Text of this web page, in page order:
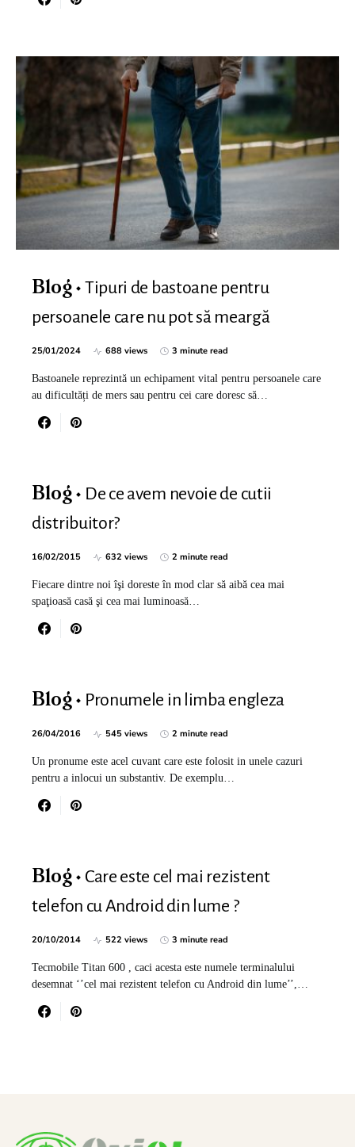
Blog
Tipuri de bastoane pentru
persoanele care nu pot să meargă
25/01/2024 688 views 3 minute read
Bastoanele reprezintă un echipament vital pentru persoanele care
au dificultăți de mers sau pentru cei care doresc să…
Blog
De ce avem nevoie de cutii
distribuitor?
16/02/2015 632 views 2 minute read
Fiecare dintre noi îşi doreste în mod clar să aibă cea mai
spaţioasă casă şi cea mai luminoasă…
Blog Pronumele in limba engleza
26/04/2016 545 views 2 minute read
Un pronume este acel cuvant care este folosit in unele cazuri
pentru a inlocui un substantiv. De exemplu…
Blog
Care este cel mai rezistent
telefon cu Android din lume ?
20/10/2014 522 views 3 minute read
Tecmobile Titan 600 , caci acesta este numele terminalului
desemnat ‘’cel mai rezistent telefon cu Android din lume’’,…